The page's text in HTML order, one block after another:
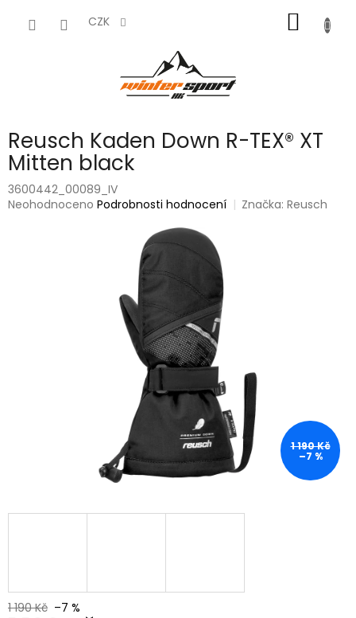
CZK
KOŠÍK
Reusch Kaden Down R-TEX® XT
Mitten black
3600442_00089_IV
Průměrné
Neohodnoceno Podrobnosti hodnocení Značka:Reusch
1 190 Kč
–7 %
1 190 Kč –7 %